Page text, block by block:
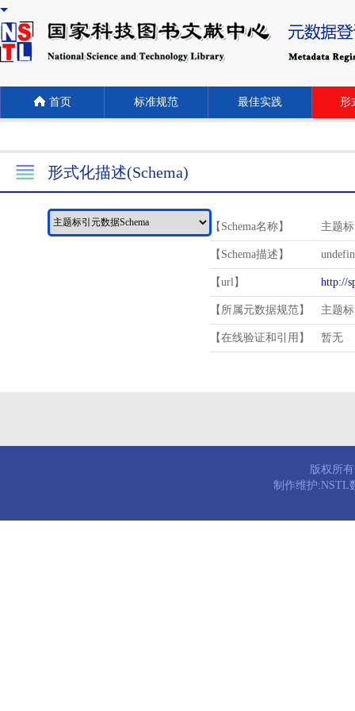
首页 标准规范 最佳实践 形
形式化描述(Schema)
【Schema名称】 主题
【Schema描述】
【url】 http://
【所属元数据规范】 主题
【在线验证和引用】 暂无
版权所
制作维护:NSTL